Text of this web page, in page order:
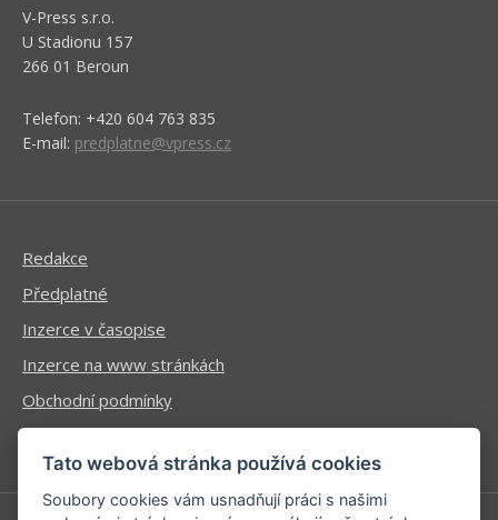
V-Press s.r.o.
U Stadionu 157
266 01 Beroun
Telefon: +420 604 763 835
E-mail: predplatne@vpress.cz
Redakce
Předplatné
Inzerce v časopise
Inzerce na www stránkách
Obchodní podmínky
Ochrana osobních údajů
Tato webová stránka používá cookies
Soubory cookies vám usnadňují práci s našimi